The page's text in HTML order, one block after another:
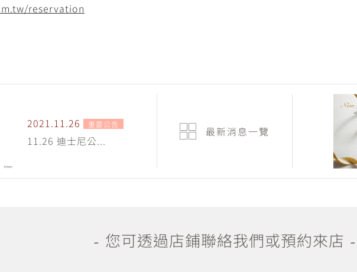
reservation
2021.11.26 重要公告
11.26 迪士尼公...
最新消息一覽
- 您可透過店鋪聯絡我們或預約來店 -